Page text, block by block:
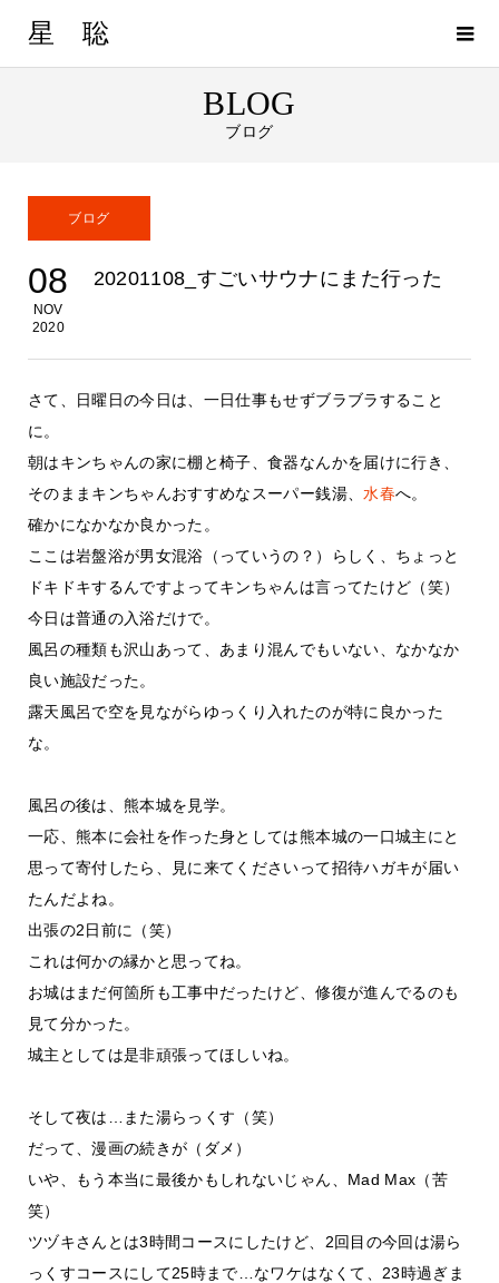
星 聡
BLOG
ブログ
ブログ
08
NOV
2020
20201108_すごいサウナにまた行った
さて、日曜日の今日は、一日仕事もせずブラブラすること
に。
朝はキンちゃんの家に棚と椅子、食器なんかを届けに行き、
そのままキンちゃんおすすめなスーパー銭湯、水春へ。
確かになかなか良かった。
ここは岩盤浴が男女混浴（っていうの？）らしく、ちょっと
ドキドキするんですよってキンちゃんは言ってたけど（笑）
今日は普通の入浴だけで。
風呂の種類も沢山あって、あまり混んでもいない、なかなか
良い施設だった。
露天風呂で空を見ながらゆっくり入れたのが特に良かった
な。
風呂の後は、熊本城を見学。
一応、熊本に会社を作った身としては熊本城の一口城主にと
思って寄付したら、見に来てくださいって招待ハガキが届い
たんだよね。
出張の2日前に（笑）
これは何かの縁かと思ってね。
お城はまだ何箇所も工事中だったけど、修復が進んでるのも
見て分かった。
城主としては是非頑張ってほしいね。
そして夜は…また湯らっくす（笑）
だって、漫画の続きが（ダメ）
いや、もう本当に最後かもしれないじゃん、Mad Max（苦
笑）
ツヅキさんとは3時間コースにしたけど、2回目の今回は湯ら
っくすコースにして25時まで…なワケはなくて、23時過ぎま